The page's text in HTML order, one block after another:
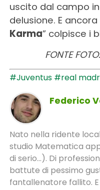
uscito dal campo
delusione. E
Karma” colpisce i
FONTE
#Juventus #real
Federico
Nato nella ridente
studio Matematica
di serio...). Di
battute di pessimo
fantallenatore fallito.